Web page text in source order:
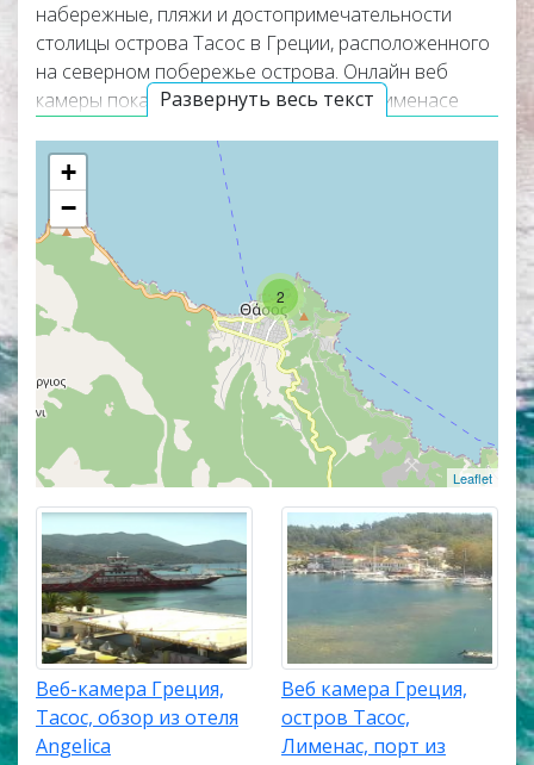
Развернуть весь текст
набережные, пляжи и достопримечательности
столицы острова Тасос в Греции, расположенного
на северном побережье острова. Онлайн веб
камеры покажут актуальную погоду в Лименасе
эфире, а некоторые из них транслируют
изображение со звуком. Популярные онлайн веб
камеры располагаются в верхней части списка
трансляций. Карта покажет точное
местоположение всех веб камер в городе
Лименас.
2
+
−
Leaflet
Веб-камера Греция,
Тасос, обзор из отеля
Angelica
Веб камера Греция,
остров Тасос,
Лименас, порт из